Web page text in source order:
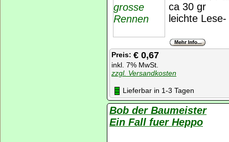
ca 30 gr
leichte
Preis: € 0,67
inkl. 7% MwSt.
zzgl. Versandkosten
Lieferbar in 1-3 Tagen
Bob der Baumeister
Ein Fall fuer Heppo